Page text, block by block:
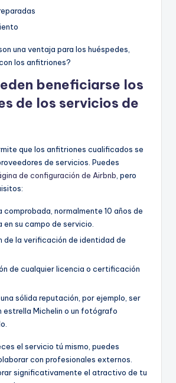
una ventaja para los huéspedes,
los anfitriones?
beneficiarse los
de los servicios de
que los anfitriones cualificados se
de servicios. Puedes
de configuración de Airbnb , pero
comprobada, normalmente 10 años de
en su campo de servicio.
de la verificación de identidad de
de cualquier licencia o certificación
sólida reputación, por ejemplo, ser
estrella Michelin o un fotógrafo
el servicio tú mismo, puedes
con profesionales externos.
significativamente el atractivo de tu